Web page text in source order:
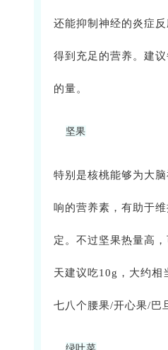
还能抑制神经的炎症
得到充足的营养。建
的量。
坚果
特别是核桃能够为大
响的营养素，有助于
定。不过坚果热量高
天建议吃10g，大约相
七八个腰果/开心果/巴